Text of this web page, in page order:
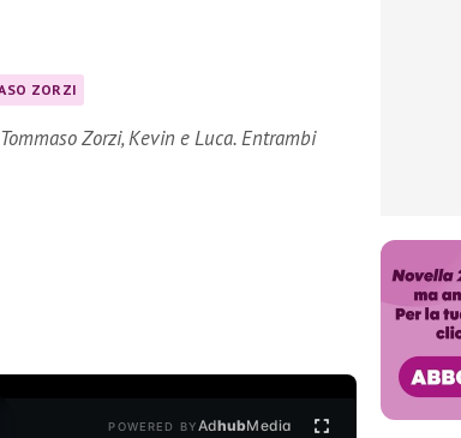
ZORZI
Zorzi, Kevin e Luca. Entrambi
POWERED BYAdhubMedia